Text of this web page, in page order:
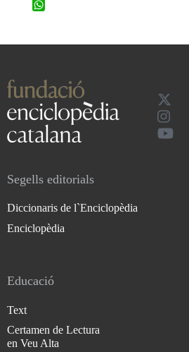
Segells editorials
Diccionaris de l`Enciclopèdia
Enciclopèdia
Educació
Text
Certamen de Lectura
en Veu Alta